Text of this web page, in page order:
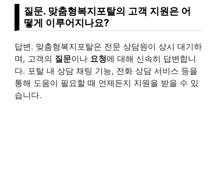
질문. 맞춤형복지포탈의 고객 지원은 어
떻게 이루어지나요?
답변. 맞춤형복지포탈은 전문 상담원이 상시 대기하
며, 고객의 질문이나 요청에 대해 신속히 답변합니
다. 포탈 내 상담 채팅 기능, 전화 상담 서비스 등을
통해 도움이 필요할 때 언제든지 지원을 받을 수 있
습니다.